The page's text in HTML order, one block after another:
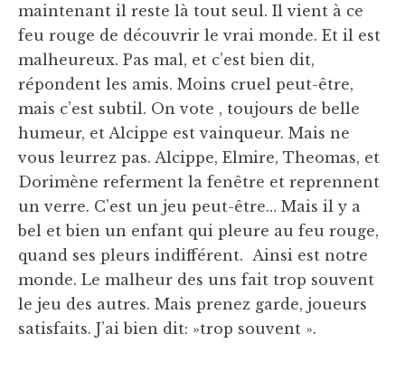
maintenant il reste là tout seul. Il vient à ce
feu rouge de découvrir le vrai monde. Et il est
malheureux. Pas mal, et c’est bien dit,
répondent les amis. Moins cruel peut-être,
mais c’est subtil. On vote , toujours de belle
humeur, et Alcippe est vainqueur. Mais ne
vous leurrez pas. Alcippe, Elmire, Theomas, et
Dorimène referment la fenêtre et reprennent
un verre. C’est un jeu peut-être… Mais il y a
bel et bien un enfant qui pleure au feu rouge,
quand ses pleurs indifférent. Ainsi est notre
monde. Le malheur des uns fait trop souvent
le jeu des autres. Mais prenez garde, joueurs
satisfaits. J’ai bien dit: »trop souvent ».